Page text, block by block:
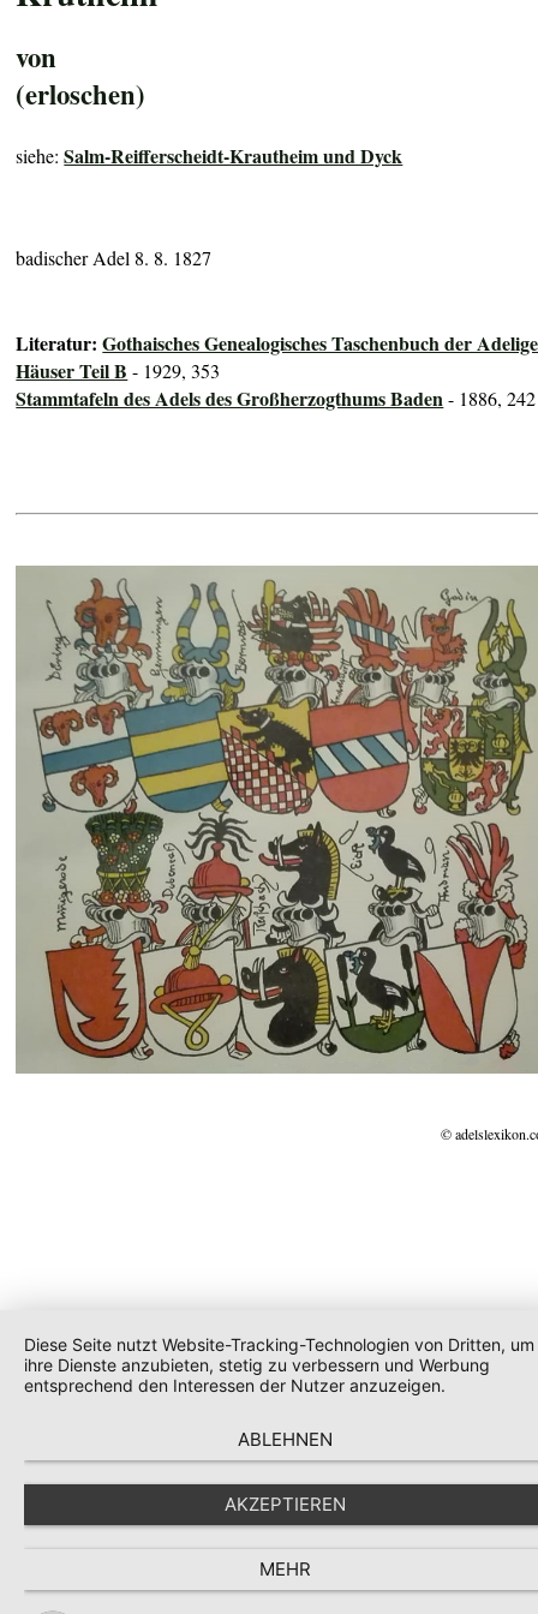
von
(erloschen)
siehe:Salm-Reifferscheidt-Krautheim und Dyck
badischer Adel 8. 8. 1827
Literatur:Gothaisches Genealogisches Taschenbuch der
Häuser Teil B - 1929, 353
Stammtafeln des Adels des Großherzogthums Baden- 1886, 242
©
Diese Seite nutzt Website-Tracking-Technologien von Dritten, um
ihre Dienste anzubieten, stetig zu verbessern und Werbung
entsprechend den Interessen der Nutzer anzuzeigen.
ABLEHNEN
AKZEPTIEREN
MEHR